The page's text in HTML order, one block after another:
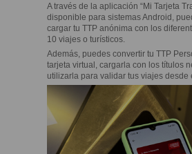
A través de la aplicación “Mi Tarjeta
disponible para sistemas Android,
cargar tu TTP anónima con los
10 viajes o turísticos.
Además, puedes convertir tu TTP
tarjeta virtual, cargarla con los títulos
utilizarla para validar tus viajes desde